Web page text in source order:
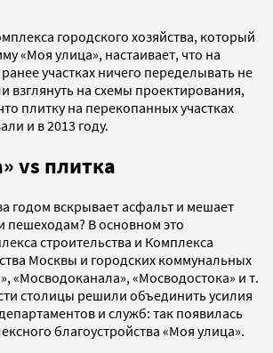
городского хозяйства, который
«Моя улица», настаивает, что на
участках ничего переделывать не
взглянуть на схемы проектирования,
плитку на перекопанных участках
и в 2013 году.
vs плитка
годом вскрывает асфальт и мешает
пешеходам? В основном это
строительства и Комплекса
Москвы и городских коммунальных
«Мосводоканала», «Мосводостока» и т.
столицы решили объединить усилия
и служб: так появилась
благоустройства «Моя улица».